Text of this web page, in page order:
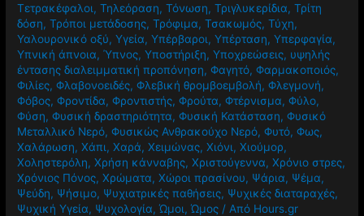
Τετρακέφαλοι,Τηλεόραση,Τόνωση,Τριγλυκερίδια,Τρίτη
δόση,Τρόποι μετάδοσης,Τρόφιμα,Τσακωμός,Τύχη,
Υαλουρονικό οξύ,Υγεία,Υπέρβαροι,Υπέρταση,Υπερφαγία,
Υπνική άπνοια,Ύπνος,Υποστήριξη,Υποχρεώσεις, υψηλής
έντασης διαλειμματική προπόνηση,Φαγητό,Φαρμακοποιός,
Φιλίες,Φλαβονοειδές,Φλεβική θρομβοεμβολή,Φλεγμονή,
Φόβος,Φροντίδα,Φροντιστής,Φρούτα,Φτέρνισμα,Φύλο,
Φύση,Φυσική δραστηριότητα,Φυσική Κατάσταση,Φυσικό
Μεταλλικό Νερό,Φυσικώς Ανθρακούχο Νερό,Φυτό,Φως,
Χαλάρωση,Χάπι,Χαρά,Χειμώνας,Χιόνι,Χιούμορ,
Χοληστερόλη,Χρήση κάνναβης,Χριστούγεννα,Χρόνιο στρες,
Χρόνιος Πόνος,Χρώματα,Χώροι πρασίνου, Ψάρια, Ψέμα,
Ψεύδη, Ψήσιμο, Ψυχιατρικές παθήσεις, Ψυχικές διαταραχές,
Ψυχική Υγεία, Ψυχολογία,Ώμοι,Ώμος / Από Hours.gr